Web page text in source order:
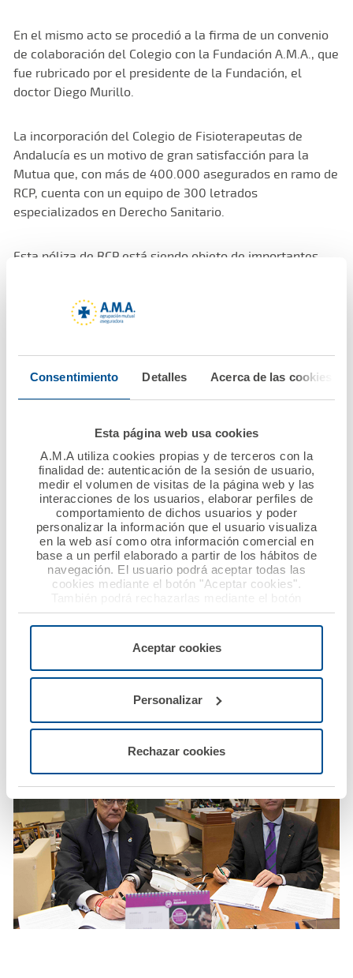
Consentimiento Detalles Acerca de las cookies
Esta página web usa cookies
A.M.A utiliza cookies propias y de terceros con la
finalidad de: autenticación de la sesión de usuario,
medir el volumen de visitas de la página web y las
interacciones de los usuarios, elaborar perfiles de
comportamiento de dichos usuarios y poder
personalizar la información que el usuario visualiza
en la web así como otra información comercial en
base a un perfil elaborado a partir de los hábitos de
navegación. El usuario podrá aceptar todas las
cookies mediante el botón "Aceptar cookies".
"Rechazar", donde se rechazarán todas las cookies
menos las necesarias para permitir el acceso a los
servicios de la web solicitados por el usuario, o
configurarlas usando el botón “Personalizar".
Aceptar cookies
Personalizar
Rechazar cookies
En el mismo acto se procedió a la firma de un convenio
de colaboración del Colegio con la Fundación A.M.A., que
fue rubricado por el presidente de la Fundación, el
doctor Diego Murillo.
La incorporación del Colegio de Fisioterapeutas de
Andalucía es un motivo de gran satisfacción para la
Mutua que, con más de 400.000 asegurados en ramo de
RCP, cuenta con un equipo de 300 letrados
especializados en Derecho Sanitario.
Esta póliza de RCP está siendo objeto de importantes
otorgándole un premio en la edición 2019.
A.M.A. agradece la confianza del Colegio de
Fisioterapeutas de Andalucía y garantiza que sus
colegiados recibirán la mejor protección y el mejor
definen la actuación de la Mutua desde su creación hace
más de 50 años.